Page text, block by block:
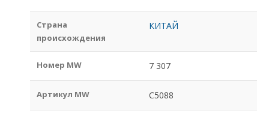
Страна
происхождения
КИТАЙ
Номер MW 7 307
Артикул MW С5088